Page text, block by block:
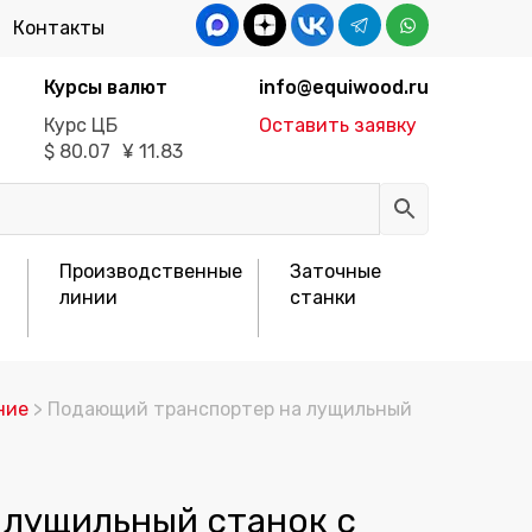
Контакты
Курсы валют
Курс ЦБ
$ 80.07 ¥ 11.83
info@equiwood.ru
Оставить заявку
Производственные
линии
Заточные
станки
> Подающий транспортер на лущильный
станок c